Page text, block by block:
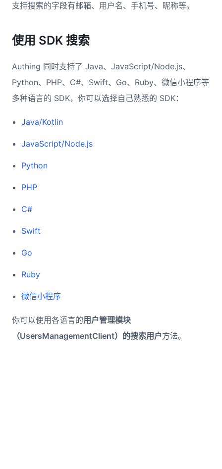
支持搜索的字段有邮箱、用户名、手机号、昵称等。
使用 SDK 搜索
Authing 同时支持了 Java、JavaScript/Node.js、
Python、PHP、C#、Swift、Go、Ruby、微信小程序等
多种语言的 SDK，你可以选择自己熟悉的 SDK：
Java/Kotlin
JavaScript/Node.js
Python
PHP
C#
Swift
Go
Ruby
微信小程序
你可以使用各语言的用户管理模块
（UsersManagementClient） 的搜索用户方法。